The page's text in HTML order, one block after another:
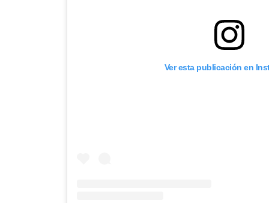
Ver esta publicación en